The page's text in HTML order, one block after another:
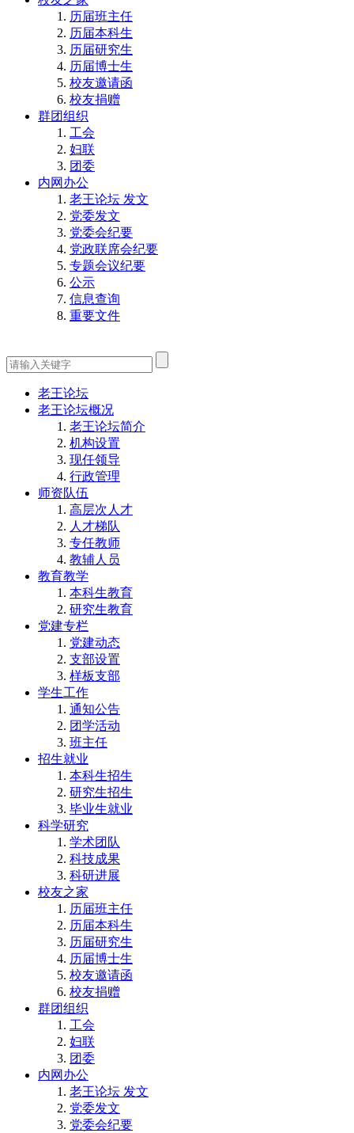
历届班主任
历届本科生
历届研究生
历届博士生
校友邀请函
校友捐赠
群团组织
工会
妇联
团委
内网办公
老王论坛 发文
党委发文
党委会纪要
党政联席会纪要
专题会议纪要
公示
信息查询
重要文件
老王论坛
老王论坛概况
老王论坛简介
机构设置
现任领导
行政管理
师资队伍
高层次人才
人才梯队
专任教师
教辅人员
教育教学
本科生教育
研究生教育
党建专栏
党建动态
支部设置
样板支部
学生工作
通知公告
团学活动
班主任
招生就业
本科生招生
研究生招生
毕业生就业
科学研究
学术团队
科技成果
科研进展
校友之家
历届班主任
历届本科生
历届研究生
历届博士生
校友邀请函
校友捐赠
群团组织
工会
妇联
团委
内网办公
老王论坛 发文
党委发文
党委会纪要